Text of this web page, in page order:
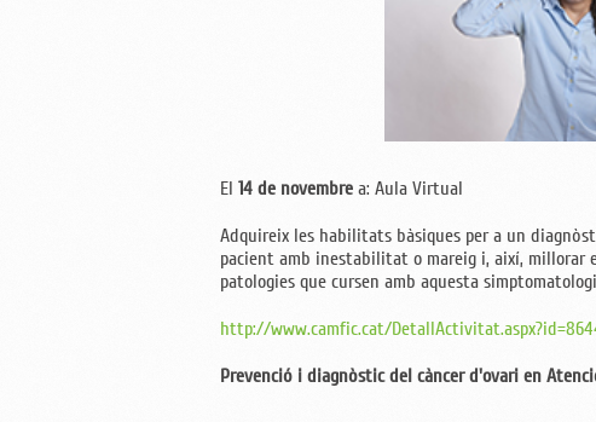
El 14 de novembre a: Aula Virtual
Adquireix les habilitats bàsiques per a un
pacient amb inestabilitat o mareig i, així, millorar
patologies que cursen amb aquesta
http://www.camfic.cat/
Prevenció i diagnòstic del càncer d'ovari en